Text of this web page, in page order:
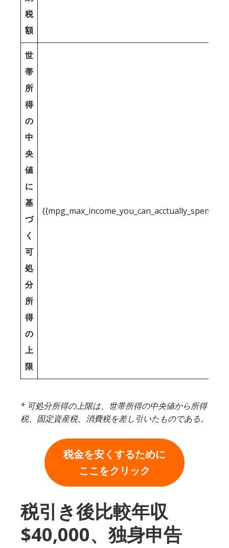
税
額
世
帯
所
得
の
中
央
値
に
基
づ
く
可
処
分
所
得
の
上
限
* 可処分所得の上限は、世帯所得の中央値から所得
税、固定資産税、消費税を差し引いたものである。
税金を安くするために
ここをクリック
税引き後比較年収
$40,000、独身申告